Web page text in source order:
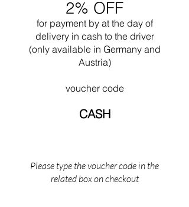
del Bauhaus. Famoso per il suo detto "Less is
More", Mies ha tentato di creare spazi
contemplativi e neutri attraverso
un'architettura basata sull'onestà materiale e
sull'integrità strutturale. Negli ultimi vent'anni
di un'architettura monumentale "pelle e ossa".
epilogo a una vita dedicata all'idea di
un'architettura semplificata e universale. Mies
2% OFF
for payment by at the day of
delivery in cash to the driver
(only available in Germany and
Austria)
voucher code
CASH
Please type the voucher code in the
related box on checkout